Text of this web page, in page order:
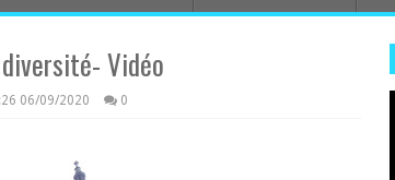
Vidéo
06/09/2020 0